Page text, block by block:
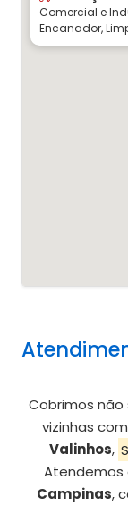
Comercial e
Encanador,
Cobrimos
vizinhas
Valinhos,
Atendemos
Campinas,